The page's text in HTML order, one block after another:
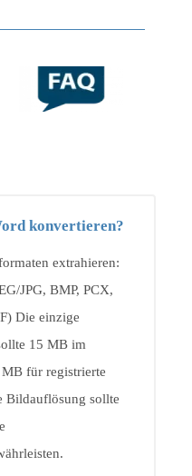
konvertieren?
extrahieren:
JPG, BMP, PCX,
Die einzige
15 MB im
für registrierte
Bildauflösung sollte